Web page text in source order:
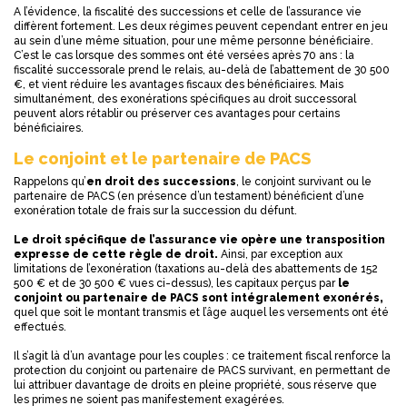
A l’évidence, la fiscalité des successions et celle de l’assurance vie
diffèrent fortement. Les deux régimes peuvent cependant entrer en jeu
au sein d’une même situation, pour une même personne bénéficiaire.
C’est le cas lorsque des sommes ont été versées après 70 ans : la
fiscalité successorale prend le relais, au-delà de l’abattement de 30 500
€, et vient réduire les avantages fiscaux des bénéficiaires. Mais
simultanément, des exonérations spécifiques au droit successoral
peuvent alors rétablir ou préserver ces avantages pour certains
bénéficiaires.
Le conjoint et le partenaire de PACS
Rappelons qu’en droit des successions, le conjoint survivant ou le
partenaire de PACS (en présence d’un testament) bénéficient d’une
exonération totale de frais sur la succession du défunt.
Le droit spécifique de l’assurance vie opère une transposition
expresse de cette règle de droit. Ainsi, par exception aux
limitations de l’exonération (taxations au-delà des abattements de 152
500 € et de 30 500 € vues ci-dessus), les capitaux perçus par le
conjoint ou partenaire de PACS sont intégralement exonérés,
quel que soit le montant transmis et l’âge auquel les versements ont été
effectués.
Il s’agit là d’un avantage pour les couples : ce traitement fiscal renforce la
protection du conjoint ou partenaire de PACS survivant, en permettant de
lui attribuer davantage de droits en pleine propriété, sous réserve que
les primes ne soient pas manifestement exagérées.